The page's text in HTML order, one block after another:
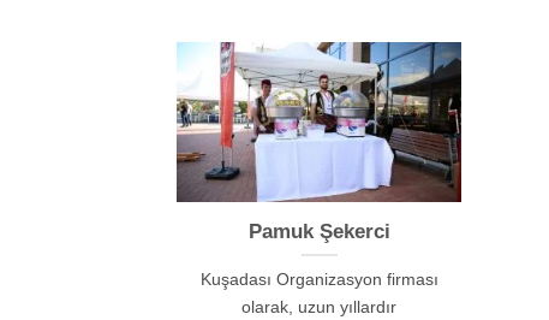
Pamuk Şekerci
Kuşadası Organizasyon firması
olarak, uzun yıllardır